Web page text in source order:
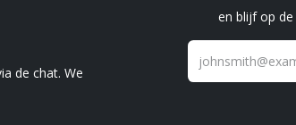
en blijf op
de chat. We